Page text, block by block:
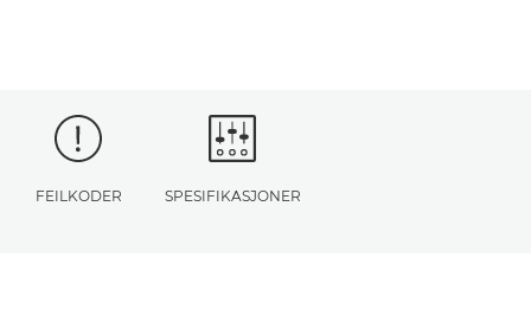
FEILKODER SPESIFIKASJONER